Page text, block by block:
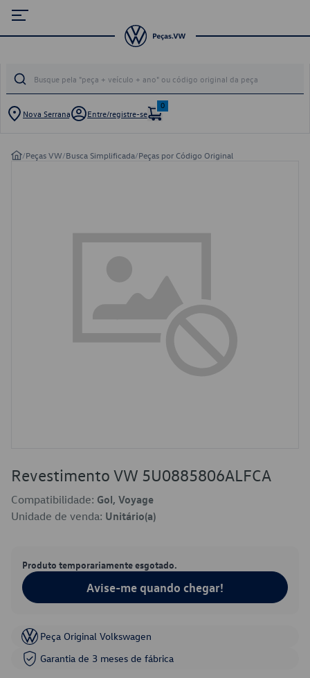
Nova Serrana Entre/registre-se
0
/Peças VW/Busca Simplificada/Peças por Código Original
Revestimento VW 5U0885806ALFCA
Compatibilidade: Gol, Voyage
Unidade de venda: Unitário(a)
Produto temporariamente esgotado.
Avise-me quando chegar!
Peça Original Volkswagen
Garantia de 3 meses de fábrica